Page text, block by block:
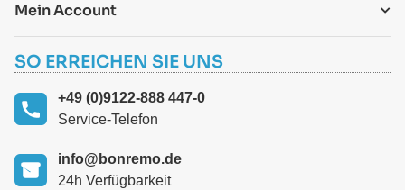
Mein Account
SO ERREICHEN SIE UNS
+49 (0)9122-888 447-0
Service-Telefon
info@bonremo.de
24h Verfügbarkeit